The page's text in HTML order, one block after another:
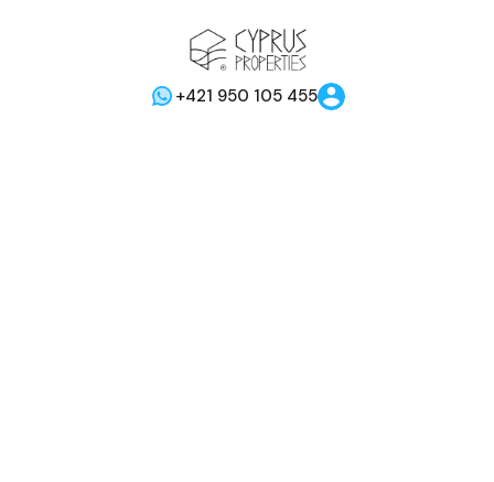
+421 950 105 455